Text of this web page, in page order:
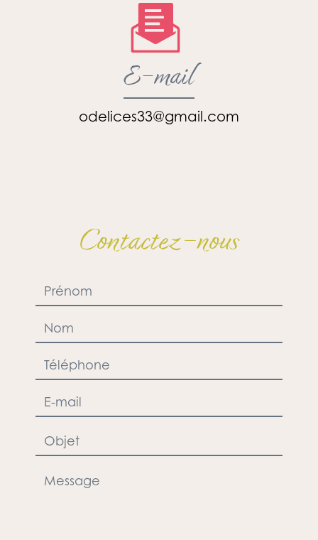
E-mail
odelices33@gmail.com
Contactez-nous